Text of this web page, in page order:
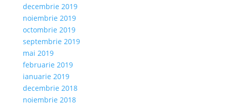
decembrie 2019
noiembrie 2019
octombrie 2019
septembrie 2019
mai 2019
februarie 2019
ianuarie 2019
decembrie 2018
noiembrie 2018